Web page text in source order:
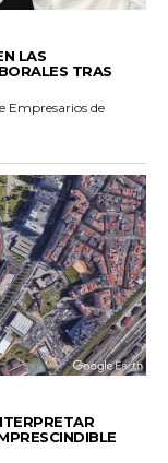
LAS
TRAS
Empresarios de